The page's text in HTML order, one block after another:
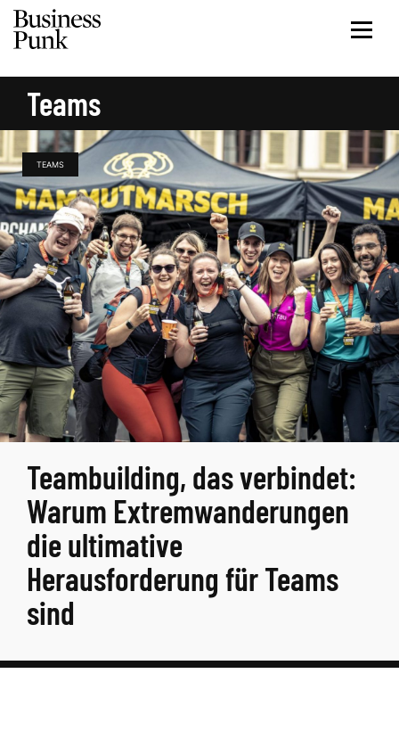
Teams
TEAMS
Teambuilding, das verbindet:
Warum Extremwanderungen
die ultimative
Herausforderung für Teams
sind